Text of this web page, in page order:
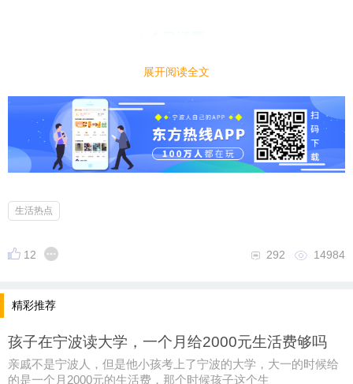
年底了，如果有人找你借钱，你会给吗？
小编先来：
借点没啥关系，谁有难处还不伸手帮一把啊，毕竟朋
友一场呢！前几天我朋友来找我借钱还房贷，我就借
展开阅读全文
生活热点
12 14984
292
精彩推荐
孩子在宁波读大学，一个月给2000元生活费够吗
亲戚不是宁波人，但是他小孩考上了宁波的大学，大一的时候给
的是一个月2000元的生活费，那个时候孩子这个生